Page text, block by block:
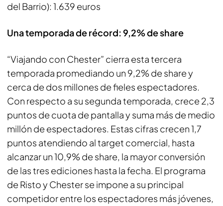
del Barrio): 1.639 euros
Una temporada de récord: 9,2% de share
“Viajando con Chester” cierra esta tercera
temporada promediando un 9,2% de share y
cerca de dos millones de fieles espectadores.
Con respecto a su segunda temporada, crece 2,3
puntos de cuota de pantalla y suma más de medio
millón de espectadores. Estas cifras crecen 1,7
puntos atendiendo al target comercial, hasta
alcanzar un 10,9% de share, la mayor conversión
de las tres ediciones hasta la fecha. El programa
de Risto y Chester se impone a su principal
competidor entre los espectadores más jóvenes,